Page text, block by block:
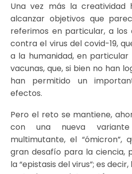
Una vez más la creatividad
alcanzar objetivos que
referimos en particular, a los
contra el virus del covid-19,
a la humanidad, en
vacunas, que, si bien no han
han permitido un
efectos.
Pero el reto se mantiene,
con una nueva
multimutante, el “ómicron”,
gran desafío para la ciencia,
la “epistasis del virus”; es